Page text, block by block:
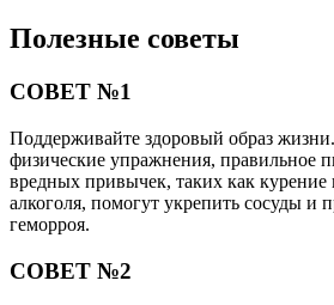
Полезные советы
СОВЕТ №1
Поддерживайте здоровый образ
физические упражнения, правильное
вредных привычек, таких как курение
алкоголя, помогут укрепить сосуды и
геморроя.
СОВЕТ №2